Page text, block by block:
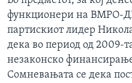
функционери на ВМРО-
партискиот лидер
дека во период од 2009-
незаконско
Сомневањата се дека